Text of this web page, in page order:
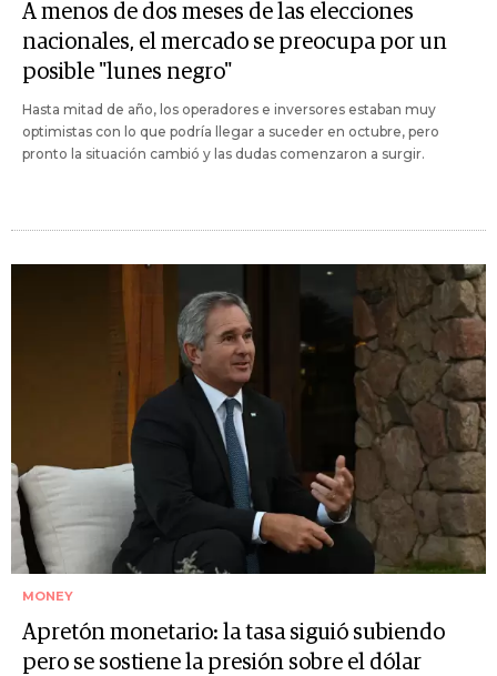
A menos de dos meses de las elecciones
nacionales, el mercado se preocupa por un
posible "lunes negro"
Hasta mitad de año, los operadores e inversores estaban muy
optimistas con lo que podría llegar a suceder en octubre, pero
pronto la situación cambió y las dudas comenzaron a surgir.
MONEY
Apretón monetario: la tasa siguió subiendo
pero se sostiene la presión sobre el dólar